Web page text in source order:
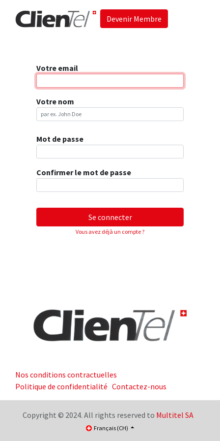
Devenir Membre
Votre email
Votre nom
Mot de passe
Confirmer le mot de passe
Se connecter
Vous avez déjà un compte ?
Nos conditions contractuelles
Politique de confidentialité Contactez-nous
Copyright © 2024. All rights reserved to Multitel SA
Français (CH)